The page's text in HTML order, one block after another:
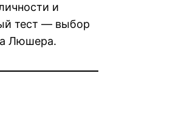
и
тест — выбор
Люшера.